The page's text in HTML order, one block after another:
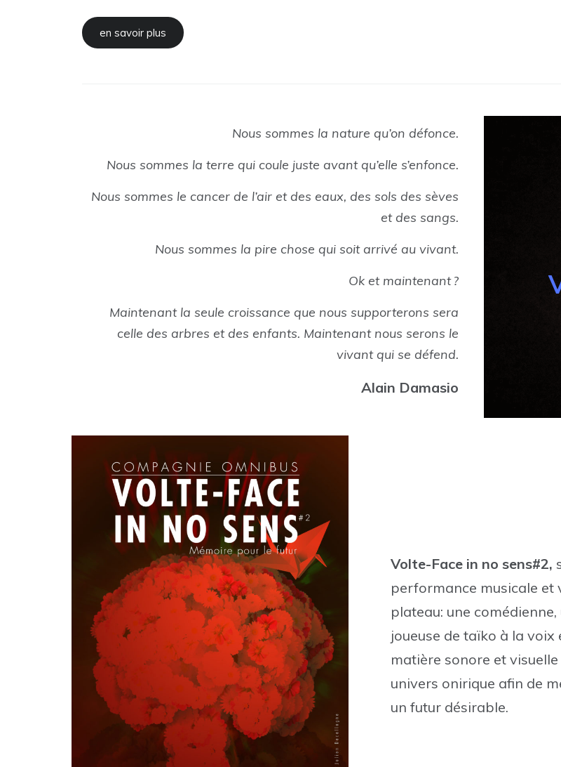
en savoir plus
Nous sommes la nature qu’on défonce.
Nous sommes la terre qui coule juste avant qu’elle s’enfonce.
Nous sommes le cancer de l’air et des eaux, des sols des sèves
et des sangs.
Nous sommes la pire chose qui soit arrivé au vivant.
Ok et maintenant ?
Maintenant la seule croissance que nous supporterons sera
celle des arbres et des enfants. Maintenant nous serons le
vivant qui se défend.
Alain Damasio
Volte-Face in no sens#2,
performance musicale et
plateau: une
joueuse de taïko à la
matière sonore et
univers onirique afin de
un futur désirable.